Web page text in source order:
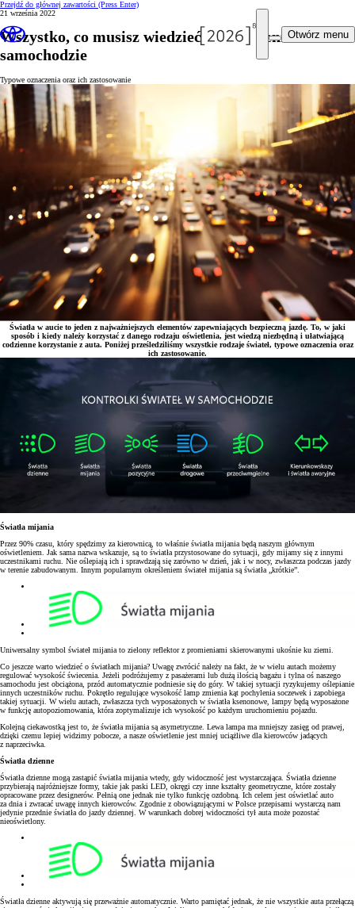
Przejdź do głównej zawartości (Press Enter)
Otwórz menu
21 września 2022
Wszystko, co musisz wiedzieć o oświetleniu w
samochodzie
Typowe oznaczenia oraz ich zastosowanie
Światła w aucie to jeden z najważniejszych elementów zapewniających bezpieczną jazdę. To, w jaki
sposób i kiedy należy korzystać z danego rodzaju oświetlenia, jest wiedzą niezbędną i ułatwiającą
codzienne korzystanie z auta. Poniżej prześledziliśmy wszystkie rodzaje świateł, typowe oznaczenia oraz
ich zastosowanie.
Światła mijania
Przez 90% czasu, który spędzimy za kierownicą, to właśnie światła mijania będą naszym głównym
oświetleniem. Jak sama nazwa wskazuje, są to światła przystosowane do sytuacji, gdy mijamy się z innymi
uczestnikami ruchu. Nie oślepiają ich i sprawdzają się zarówno w dzień, jak i w nocy, zwłaszcza podczas jazdy
w terenie zabudowanym. Innym popularnym określeniem świateł mijania są światła „krótkie”.
Uniwersalny symbol świateł mijania to zielony reflektor z promieniami skierowanymi ukośnie ku ziemi.
Co jeszcze warto wiedzieć o światłach mijania? Uwagę zwrócić należy na fakt, że w wielu autach możemy
regulować wysokość świecenia. Jeżeli podróżujemy z pasażerami lub dużą ilością bagażu i tylna oś naszego
samochodu jest obciążona, przód automatycznie podniesie się do góry. W takiej sytuacji ryzykujemy oślepianie
innych uczestników ruchu. Pokrętło regulujące wysokość lamp zmienia kąt pochylenia soczewek i zapobiega
takiej sytuacji. W wielu autach, zwłaszcza tych wyposażonych w światła ksenonowe, lampy będą wyposażone
w funkcję autopoziomowania, która zoptymalizuje ich wysokość po każdym uruchomieniu pojazdu.
Kolejną ciekawostką jest to, że światła mijania są asymetryczne. Lewa lampa ma mniejszy zasięg od prawej,
dzięki czemu lepiej widzimy pobocze, a nasze oświetlenie jest mniej uciążliwe dla kierowców jadących
z naprzeciwka.
Światła dzienne
Światła dzienne mogą zastąpić światła mijania wtedy, gdy widoczność jest wystarczająca. Światła dzienne
przybierają najróżniejsze formy, takie jak paski LED, okręgi czy inne kształty geometryczne, które zostały
opracowane przez designerów. Pełnią one jednak nie tylko funkcję ozdobną. Ich celem jest oświetlać auto
za dnia i zwracać uwagę innych kierowców. Zgodnie z obowiązującymi w Polsce przepisami wystarczą nam
jedynie przednie światła do jazdy dziennej. W warunkach dobrej widoczności tył auta może pozostać
nieoświetlony.
Światła dzienne aktywują się przeważnie automatycznie. Warto pamiętać jednak, że nie wszystkie auta przełączą